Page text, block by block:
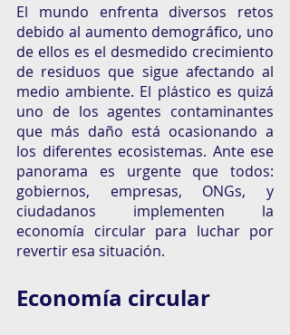
El mundo enfrenta diversos retos
debido al aumento demográfico, uno
de ellos es el desmedido crecimiento
de residuos que sigue afectando al
medio ambiente. El plástico es quizá
uno de los agentes contaminantes
que más daño está ocasionando a
los diferentes ecosistemas. Ante ese
panorama es urgente que todos:
gobiernos, empresas, ONGs, y
ciudadanos implementen la
economía circular para luchar por
revertir esa situación.
Economía circular